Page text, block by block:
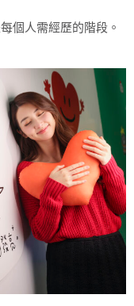
個人需經歷的階段。